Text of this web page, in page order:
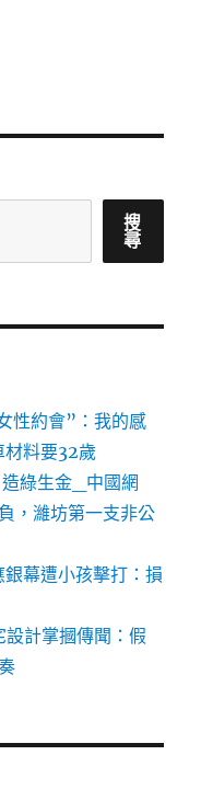
搜
尋
性約會”：我的感
材料要32歲
綠生金_中國網
，濰坊第一支非公
幕遭小孩擊打：損
計掌摑傳聞：假